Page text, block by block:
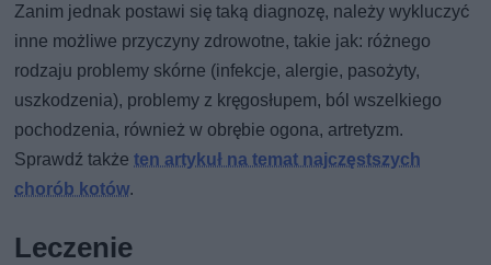
Zanim jednak postawi się taką diagnozę, należy wykluczyć
inne możliwe przyczyny zdrowotne, takie jak: różnego
rodzaju problemy skórne (infekcje, alergie, pasożyty,
uszkodzenia), problemy z kręgosłupem, ból wszelkiego
pochodzenia, również w obrębie ogona, artretyzm.
Sprawdź takżeten artykuł na temat najczęstszych
chorób kotów.
Leczenie